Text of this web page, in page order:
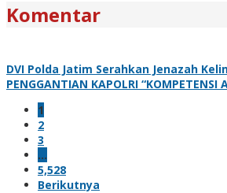
Komentar
DVI Polda Jatim Serahkan Jenazah
PENGGANTIAN KAPOLRI “KOMPETENSI
1
2
3
…
5,528
Berikutnya